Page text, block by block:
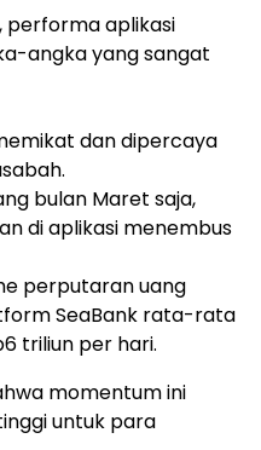
performa aplikasi
angka yang sangat
dan dipercaya
.
bulan Maret saja,
di aplikasi menembus
perputaran uang
SeaBank rata-rata
triliun per hari.
momentum ini
untuk para